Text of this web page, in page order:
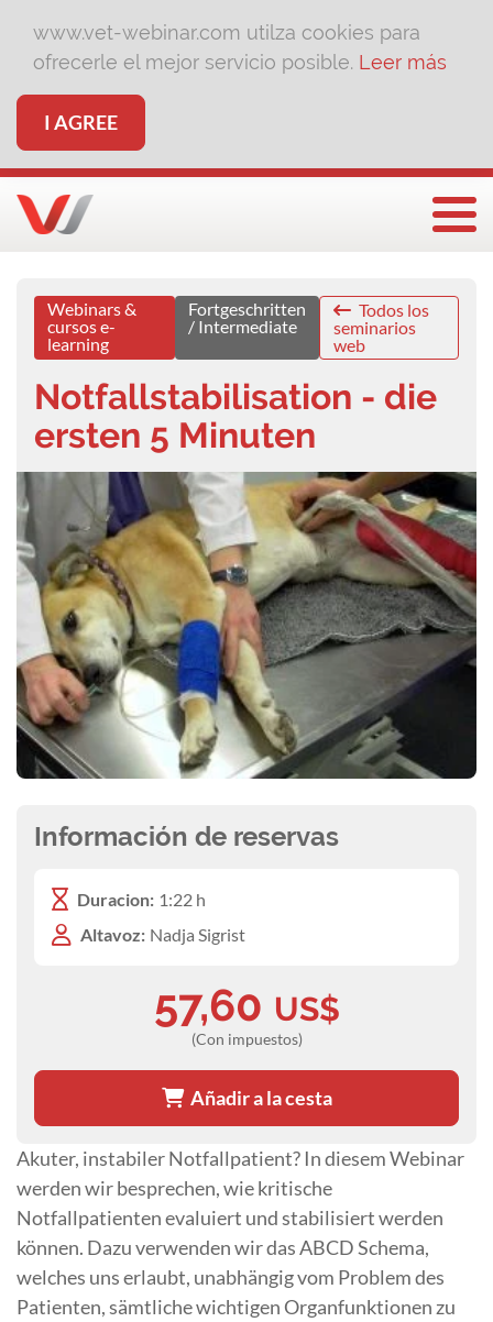
www.vet-webinar.com utilza cookies para
ofrecerle el mejor servicio posible. Leer más
I AGREE
Webinars &
cursos e-
learning
Fortgeschritten
/ Intermediate
Todos los
seminarios
web
Notfallstabilisation - die
ersten 5 Minuten
Akuter, instabiler Notfallpatient? In diesem Webinar
werden wir besprechen, wie kritische
Notfallpatienten evaluiert und stabilisiert werden
können. Dazu verwenden wir das ABCD Schema,
welches uns erlaubt, unabhängig vom Problem des
Patienten, sämtliche wichtigen Organfunktionen zu
Información de reservas
Duracion: 1:22 h
Altavoz: Nadja Sigrist
57,60 US$
(Con impuestos)
Añadir a la cesta